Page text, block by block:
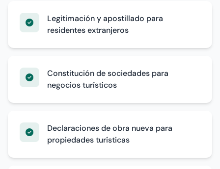
Legitimación y apostillado para
residentes extranjeros
Constitución de sociedades para
negocios turísticos
Declaraciones de obra nueva para
propiedades turísticas